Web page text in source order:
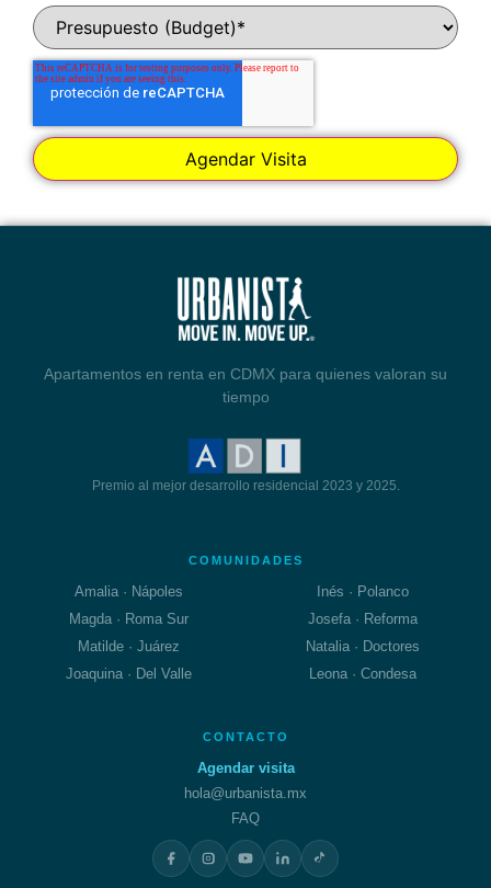
Apartamentos en renta en CDMX para quienes valoran su
tiempo
Premio al mejor desarrollo residencial 2023 y 2025.
COMUNIDADES
Amalia · Nápoles
Inés · Polanco
Magda · Roma Sur
Josefa · Reforma
Matilde · Juárez
Natalia · Doctores
Joaquina · Del Valle
Leona · Condesa
CONTACTO
Agendar visita
hola@urbanista.mx
FAQ